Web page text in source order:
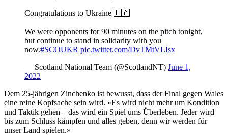
Congratulations to Ukraine 🇺🇦
We were opponents for 90 minutes on the pitch tonight,
but continue to stand in solidarity with you
now.#SCOUKR pic.twitter.com/DvTMtVLIsx
— Scotland National Team (@ScotlandNT) June 1,
2022
Dem 25-jährigen Zinchenko ist bewusst, dass der Final gegen Wales
eine reine Kopfsache sein wird. «Es wird nicht mehr um Kondition
und Taktik gehen – das wird ein Spiel ums Überleben. Jeder wird
bis zum Schluss kämpfen und alles geben, denn wir werden für
unser Land spielen.»